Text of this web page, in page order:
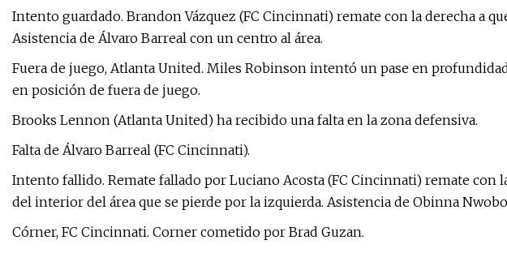
Intento guardado. Brandon Vázquez (FC Cincinnati) remate con la derecha a
Asistencia de Álvaro Barreal con un centro al área.
Fuera de juego, Atlanta United. Miles Robinson intentó un pase en
en posición de fuera de juego.
Brooks Lennon (Atlanta United) ha recibido una falta en la zona defensiva.
Falta de Álvaro Barreal (FC Cincinnati).
Intento fallido. Remate fallado por Luciano Acosta (FC Cincinnati) remate con
del interior del área que se pierde por la izquierda. Asistencia de Obinna
Córner, FC Cincinnati. Corner cometido por Brad Guzan.